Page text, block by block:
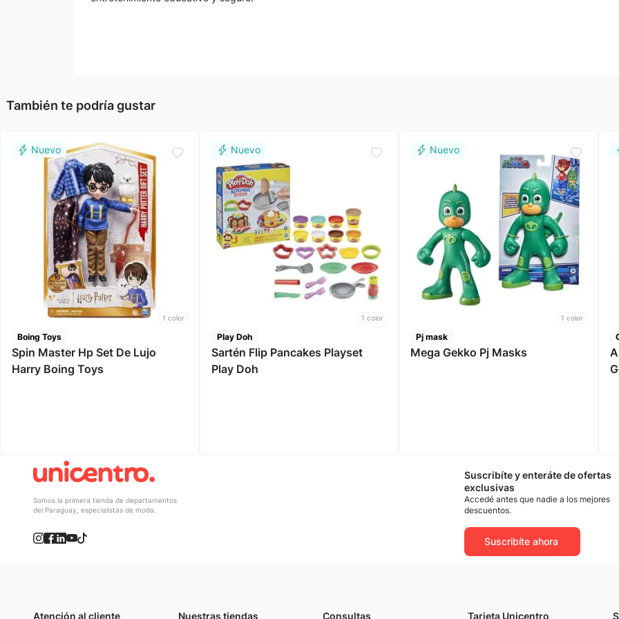
También te podría gustar
1 color
Boing Toys
Spin Master Hp Set De Lujo
Harry Boing Toys
1 color
Play Doh
Sartén Flip Pancakes Playset
Play Doh
1 color
Pj mask
Mega Gekko Pj Masks
Somos la primera tienda de departamentos
del Paraguay, especialistas de moda.
Suscribíte y enteráte de ofertas
exclusivas
Accedé antes que nadie a los mejores
descuentos.
Suscribíte ahora
Atención al cliente Nuestras tiendas Consultas Tarjeta Unicentro